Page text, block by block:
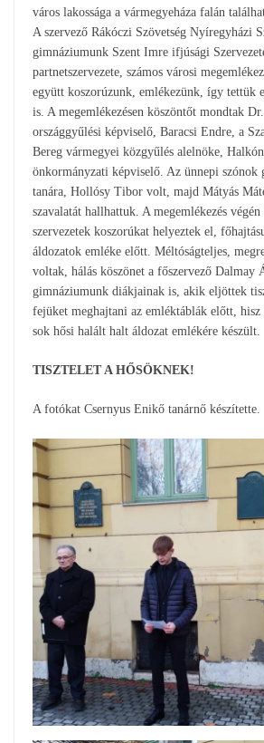
város lakossága a vármegyeháza falán
A szervező Rákóczi Szövetség Nyíregyházi
gimnáziumunk Szent Imre ifjúsági
partnetszervezete, számos városi
együtt koszorúzunk, emlékezünk, így tettük
is. A megemlékezésen köszöntőt mondtak
országgyűlési képviselő, Baracsi Endre, a
Bereg vármegyei közgyűlés alelnöke,
önkormányzati képviselő. Az ünnepi szónok
tanára, Hollósy Tibor volt, majd Mátyás
szavalatát hallhattuk. A megemlékezés
szervezetek koszorúkat helyeztek el,
áldozatok emléke előtt. Méltóságteljes,
voltak, hálás köszönet a főszervező Dalmay
gimnáziumunk diákjainak is, akik eljöttek
fejüket meghajtani az emléktáblák előtt,
sok hősi halált halt áldozat emlékére készült.
TISZTELET A HŐSÖKNEK!
A fotókat Csernyus Enikő tanárnő készítette.